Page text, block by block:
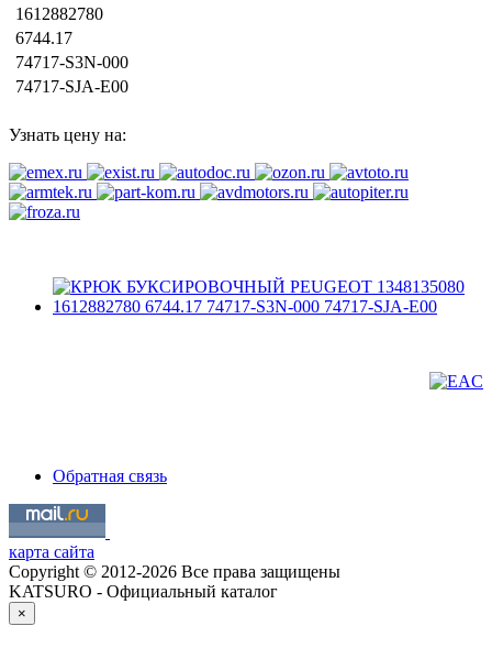
1612882780
6744.17
74717-S3N-000
74717-SJA-E00
Узнать цену на:
Обратная связь
карта сайта
Copyright © 2012-2026 Все права защищены
KATSURO - Официальный каталог
×